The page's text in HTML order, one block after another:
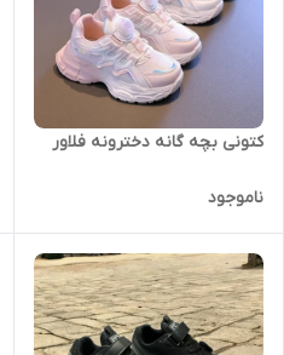
کتونی بچه گانه دخترونه فلاور
ناموجود